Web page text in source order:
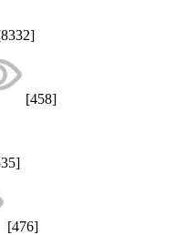
[458]
[476]